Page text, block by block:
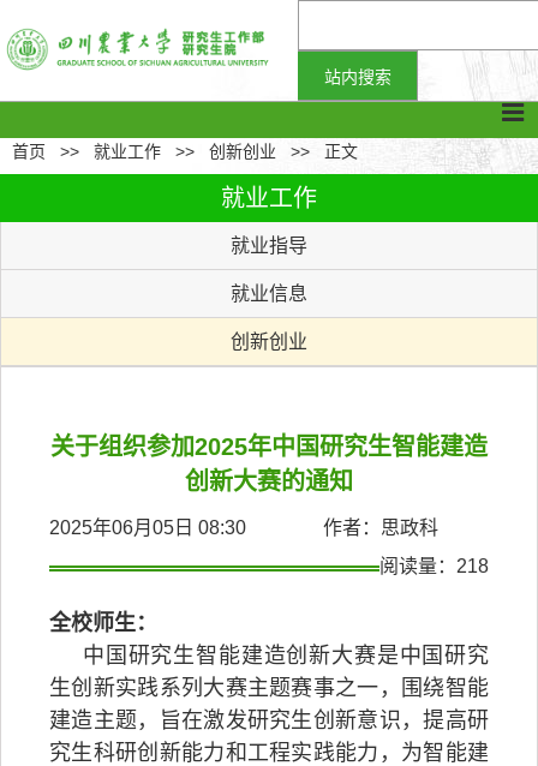
首页 >> 就业工作 >> 创新创业 >> 正文
就业工作
就业指导
就业信息
创新创业
关于组织参加2025年中国研究生智能建造
创新大赛的通知
2025年06月05日 08:30 作者：思政科
阅读量： 218
全校师生：
中国研究生智能建造创新大赛是中国研究
生创新实践系列大赛主题赛事之一，围绕智能
建造主题，旨在激发研究生创新意识，提高研
究生科研创新能力和工程实践能力，为智能建